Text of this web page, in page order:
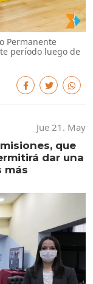
Permanente
período luego de
Jue 21. May
que
dar una
más